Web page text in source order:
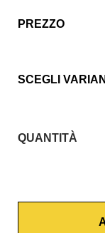
PREZZO
SCEGLI
QUANTITÀ
C
R